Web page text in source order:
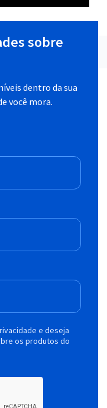
sobre
dentro da sua
você mora.
e deseja
os produtos do